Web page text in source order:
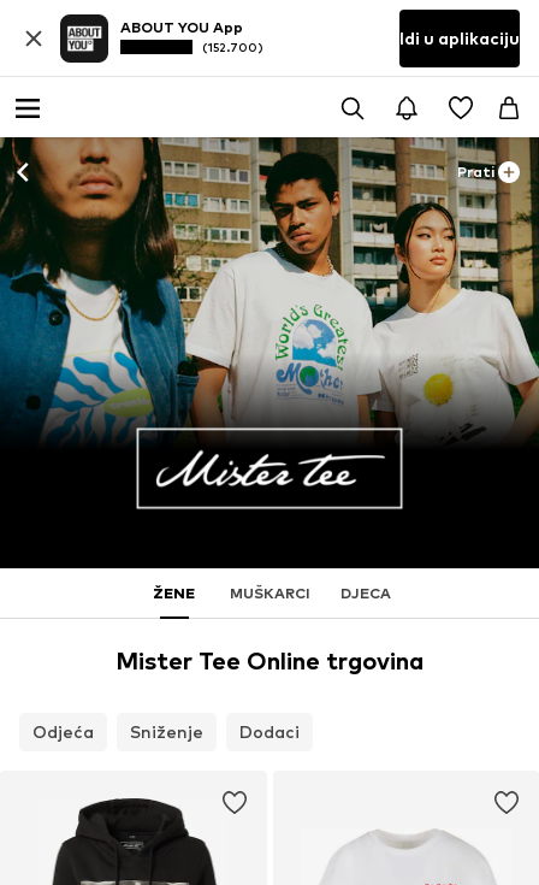
ABOUT YOU App
(152.700) Idi u aplikaciju
Prati
ŽENE MUŠKARCI DJECA
Mister Tee Online trgovina
Odjeća Sniženje Dodaci